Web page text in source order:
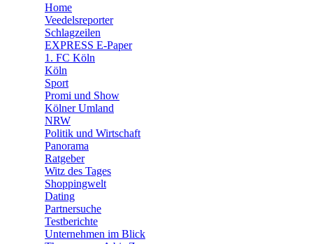
🛒 Shoppingwelt
Home
Veedelsreporter
Schlagzeilen
EXPRESS E-Paper
1. FC Köln
Köln
Sport
Promi und Show
Kölner Umland
NRW
Politik und Wirtschaft
Panorama
Ratgeber
Witz des Tages
Shoppingwelt
Dating
Partnersuche
Testberichte
Unternehmen im Blick